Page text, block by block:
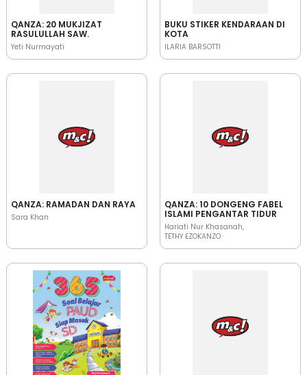
QANZA: 20 MUKJIZAT
RASULULLAH SAW.
Yeti Nurmayati
BUKU STIKER KENDARAAN DI
KOTA
ILARIA BARSOTTI
QANZA: RAMADAN DAN RAYA
Sara Khan
QANZA: 10 DONGENG FABEL
ISLAMI PENGANTAR TIDUR
Hariati Nur Khasanah
TETHY EZOKANZO